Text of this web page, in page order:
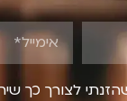
לצורך כך